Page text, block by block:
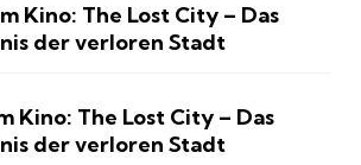
Kino: The Lost City – Das
der verloren Stadt
Kino: The Lost City – Das
der verloren Stadt